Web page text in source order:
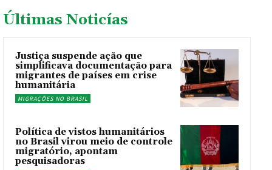
Últimas Noticías
Justiça suspende ação que
simplificava documentação para
migrantes de países em crise
humanitária
MIGRAÇÕES NO BRASIL
Política de vistos humanitários
no Brasil virou meio de controle
migratório, apontam
pesquisadoras